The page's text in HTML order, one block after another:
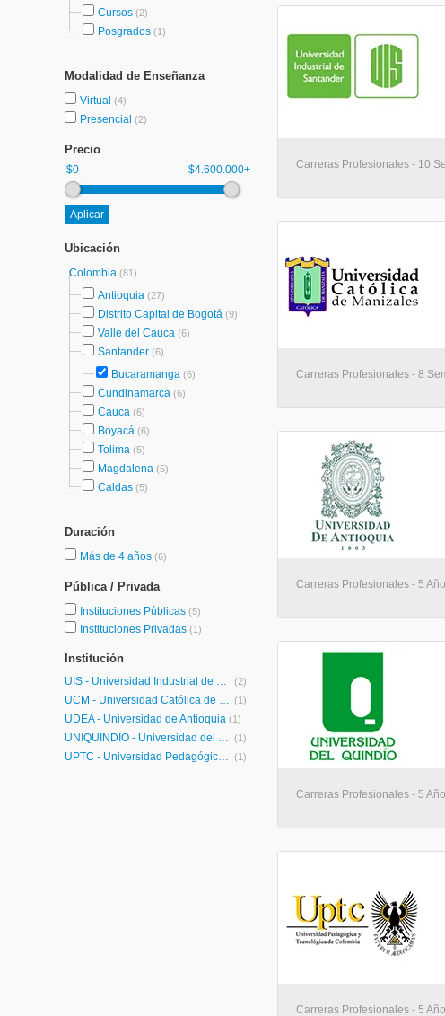
Cursos (2)
Posgrados (1)
Modalidad de Enseñanza
Virtual (4)
Presencial (2)
Precio
$0 $4.600.000+
Ubicación
Colombia (81)
Antioquia (27)
Distrito Capital de Bogotá (9)
Valle del Cauca (6)
Santander (6)
Bucaramanga (6)
Cundinamarca (6)
Cauca (6)
Boyacá (6)
Tolima (5)
Magdalena (5)
Caldas (5)
Duración
Más de 4 años (6)
Pública / Privada
Instituciones Públicas (5)
Instituciones Privadas (1)
Institución
UIS - Universidad Industrial de Santander (2)
UCM - Universidad Católica de Manizales (1)
UDEA - Universidad de Antioquia (1)
UNIQUINDIO - Universidad del Quindío (1)
UPTC - Universidad Pedagógica y Tecnológica de Colombia (1)
Carreras Profesionales - 10
Carreras Profesionales - 8
Carreras Profesionales - 5
Carreras Profesionales - 5
Carreras Profesionales - 5